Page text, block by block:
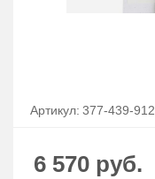
Артикул: 377-439-912
6 570 руб.